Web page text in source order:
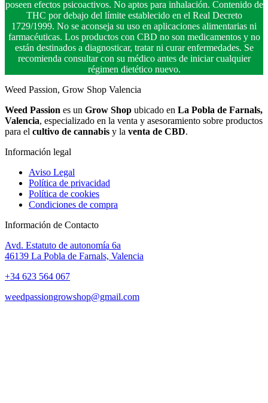
poseen efectos psicoactivos. No aptos para inhalación. Contenido de
THC por debajo del límite establecido en el Real Decreto
1729/1999. No se aconseja su uso en aplicaciones alimentarias ni
farmacéuticas. Los productos con CBD no son medicamentos y no
están destinados a diagnosticar, tratar ni curar enfermedades. Se
recomienda consultar con su médico antes de iniciar cualquier
régimen dietético nuevo.
Weed Passion, Grow Shop Valencia
Weed Passion es un Grow Shop ubicado en La Pobla de Farnals,
Valencia, especializado en la venta y asesoramiento sobre productos
para el cultivo de cannabis y la venta de CBD.
Información legal
Aviso Legal
Política de privacidad
Política de cookies
Condiciones de compra
Información de Contacto
Avd. Estatuto de autonomía 6a
46139 La Pobla de Farnals, Valencia
+34 623 564 067
weedpassiongrowshop@gmail.com